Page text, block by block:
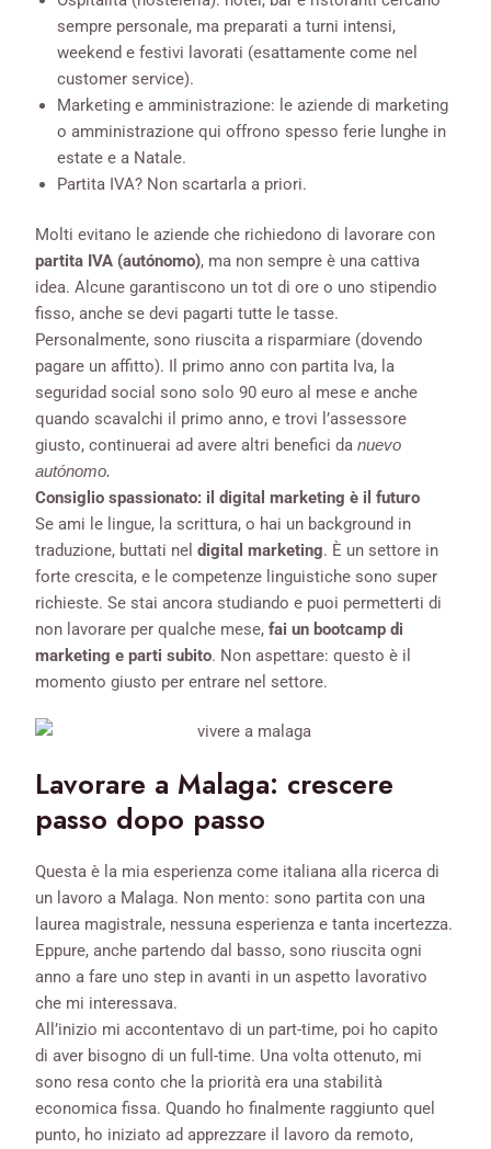
sempre personale, ma preparati a turni intensi,
weekend e festivi lavorati (esattamente come nel
customer service).
Marketing e amministrazione: le aziende di marketing
o amministrazione qui offrono spesso ferie lunghe in
estate e a Natale.
Partita IVA? Non scartarla a priori.
Molti evitano le aziende che richiedono di lavorare con
partita IVA (autónomo), ma non sempre è una cattiva
idea. Alcune garantiscono un tot di ore o uno stipendio
fisso, anche se devi pagarti tutte le tasse.
Personalmente, sono riuscita a risparmiare (dovendo
pagare un affitto). Il primo anno con partita Iva, la
seguridad social sono solo 90 euro al mese e anche
quando scavalchi il primo anno, e trovi l’assessore
giusto, continuerai ad avere altri benefici danuevo
autónomo.
Consiglio spassionato: il digital marketing è il futuro
Se ami le lingue, la scrittura, o hai un background in
traduzione, buttati neldigital marketing. È un settore in
forte crescita, e le competenze linguistiche sono super
richieste. Se stai ancora studiando e puoi permetterti di
non lavorare per qualche mese,fai un bootcamp di
marketing e parti subito. Non aspettare: questo è il
momento giusto per entrare nel settore.
Lavorare a Malaga: crescere
passo dopo passo
Questa è la mia esperienza come italiana alla ricerca di
un lavoro a Malaga. Non mento: sono partita con una
laurea magistrale, nessuna esperienza e tanta incertezza.
Eppure, anche partendo dal basso, sono riuscita ogni
anno a fare uno step in avanti in un aspetto lavorativo
che mi interessava.
All’inizio mi accontentavo di un part-time, poi ho capito
di aver bisogno di un full-time. Una volta ottenuto, mi
sono resa conto che la priorità era una stabilità
economica fissa. Quando ho finalmente raggiunto quel
punto, ho iniziato ad apprezzare il lavoro da remoto,